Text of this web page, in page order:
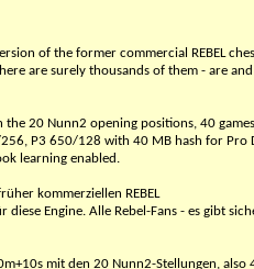
of the former commercial REBEL
are surely thousands of them - are and
20 Nunn2 opening positions, 40 games
P3 650/128 with 40 MB hash for Pro
learning enabled.
kommerziellen REBEL
Engine. Alle Rebel-Fans - es gibt
mit den 20 Nunn2-Stellungen, also